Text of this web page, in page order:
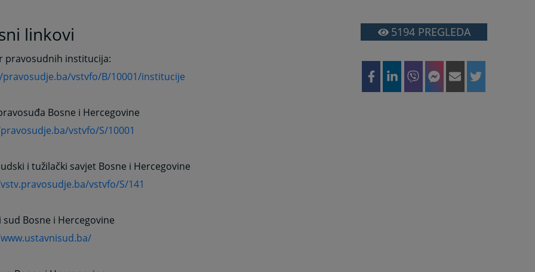
linkovi
pravosudnih institucija:
vstvfo/B/10001/institucije
Bosne i Hercegovine
vstvfo/S/10001
i tužilački savjet Bosne i Hercegovine
vstvfo/S/141
sud Bosne i Hercegovine
5194PREGLEDA